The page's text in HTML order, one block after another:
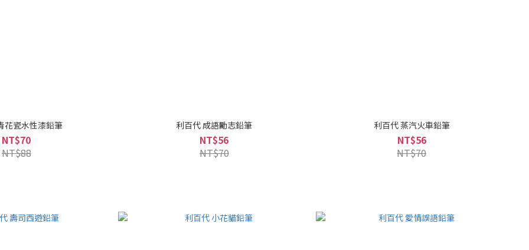
花瓷水性漆鉛筆
NT$70
NT$88
利百代 成語勵志鉛筆
NT$56
NT$70
利百代 蒸汽火車鉛筆
NT$56
NT$70